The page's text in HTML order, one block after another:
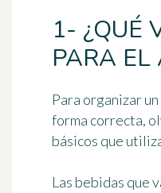
1- ¿QUÉ
PARA EL
Para organizar un
forma correcta,
básicos que
Las bebidas que